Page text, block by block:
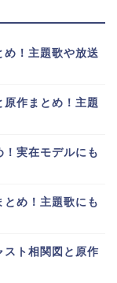
め！主題歌や放送
原作まとめ！主題
！実在モデルにも
とめ！主題歌にも
スト相関図と原作